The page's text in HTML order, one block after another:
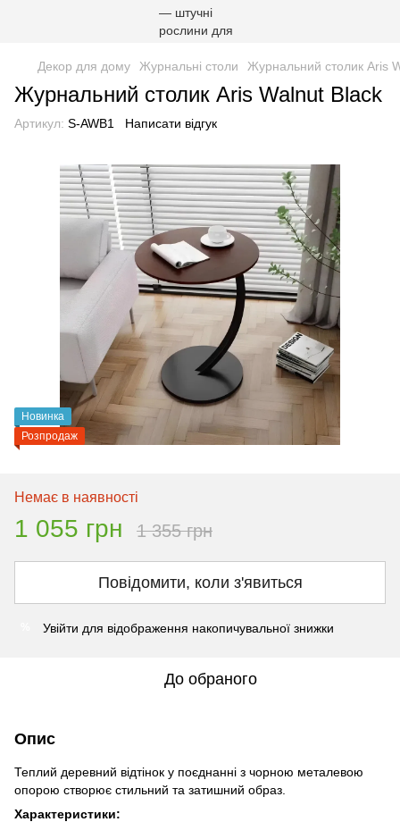
Декор для дому Журнальні столи Журнальний столик Aris
Журнальний столик Aris Walnut Black
Артикул: S-AWB1 Написати відгук
Новинка
Розпродаж
Немає в наявності
1 055 грн 1 355 грн
Повідомити, коли з'явиться
Увійти для відображення накопичувальної знижки
До обраного
Опис
Теплий деревний відтінок у поєднанні з чорною металевою
опорою створює стильний та затишний образ.
Характеристики: